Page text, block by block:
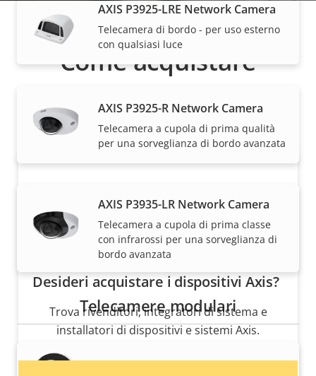
AXIS P3925-LRE Network Camera
Telecamera di bordo - per uso esterno
con qualsiasi luce
AXIS P3925-R Network Camera
Telecamera a cupola di prima qualità
per una sorveglianza di bordo avanzata
AXIS P3935-LR Network Camera
Telecamera a cupola di prima classe
con infrarossi per una sorveglianza di
bordo avanzata
Telecamere modulari
Come acquistare
e installati da esperti dei nostri partner di fiducia.
Desideri acquistare i dispositivi Axis?
Trova rivenditori, integratori di sistema e
installatori di dispositivi e sistemi Axis.